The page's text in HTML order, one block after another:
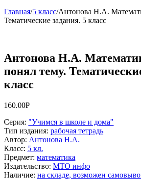
Главная/5 класс/Антонова Н.А.
Тематические задания. 5 класс
Антонова Н.А.
понял тему.
класс
160.00Р
Серия: "Учимся в школе и дома"
Тип издания: рабочая тетрадь
Автор: Антонова Н.А.
Класс: 5 кл.
Предмет: математика
Издательство: МТО инфо
Наличие: на складе, возможен